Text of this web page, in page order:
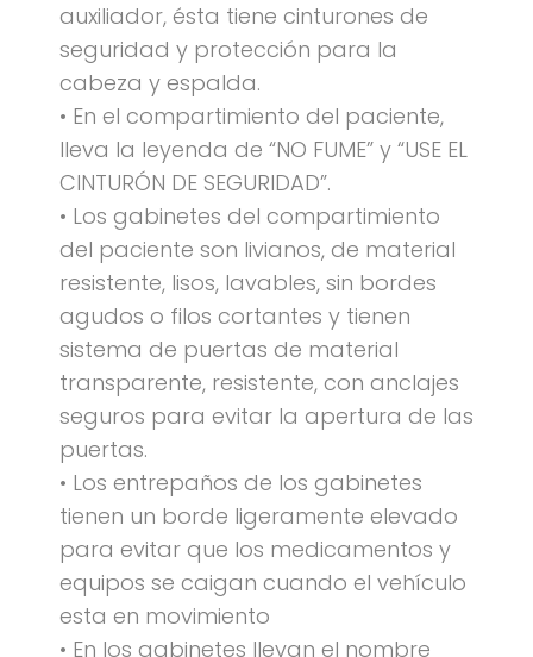
auxiliador, ésta tiene cinturones de
seguridad y protección para la
cabeza y espalda.
• En el compartimiento del paciente,
lleva la leyenda de “NO FUME” y “USE EL
CINTURÓN DE SEGURIDAD”.
• Los gabinetes del compartimiento
del paciente son livianos, de material
resistente, lisos, lavables, sin bordes
agudos o filos cortantes y tienen
sistema de puertas de material
transparente, resistente, con anclajes
seguros para evitar la apertura de las
puertas.
• Los entrepaños de los gabinetes
tienen un borde ligeramente elevado
para evitar que los medicamentos y
equipos se caigan cuando el vehículo
esta en movimiento
• En los gabinetes llevan el nombre